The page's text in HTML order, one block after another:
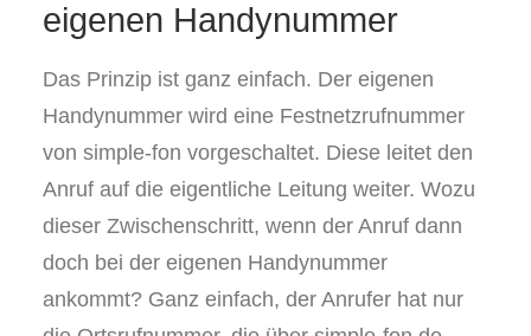
eigenen Handynummer
Das Prinzip ist ganz einfach. Der eigenen
Handynummer wird eine Festnetzrufnummer
von simple-fon vorgeschaltet. Diese leitet den
Anruf auf die eigentliche Leitung weiter. Wozu
dieser Zwischenschritt, wenn der Anruf dann
doch bei der eigenen Handynummer
ankommt? Ganz einfach, der Anrufer hat nur